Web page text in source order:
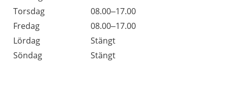
Torsdag
08.00–17.00
Fredag
08.00–17.00
Lördag
Stängt
Söndag
Stängt